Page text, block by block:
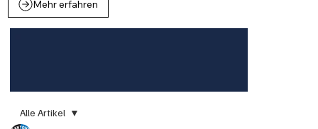
Mehr erfahren
Alle Artikel